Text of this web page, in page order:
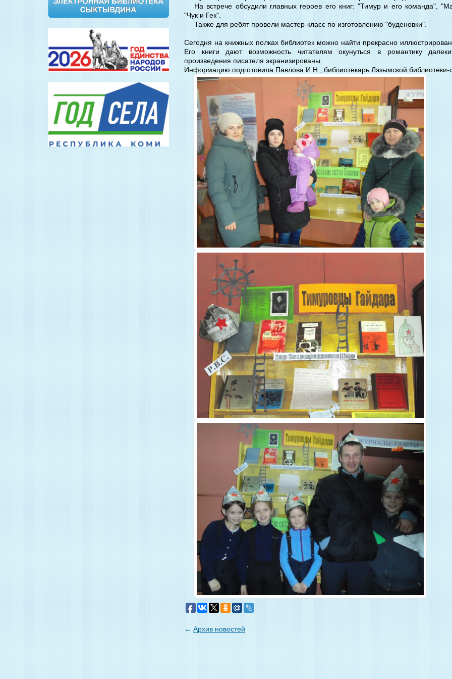
На встрече обсудили главных героев его книг: "Тимур и его команда",
"Чук и Гек".
Также для ребят провели мастер-класс по изготовлению "буденовки".
Сегодня на книжных полках библиотек можно найти прекрасно
Его книги дают возможность читателям окунуться в романтику
произведения писателя экранизированы.
Информацию подготовила Павлова И.Н., библиотекарь Лэзымской
←Архив новостей